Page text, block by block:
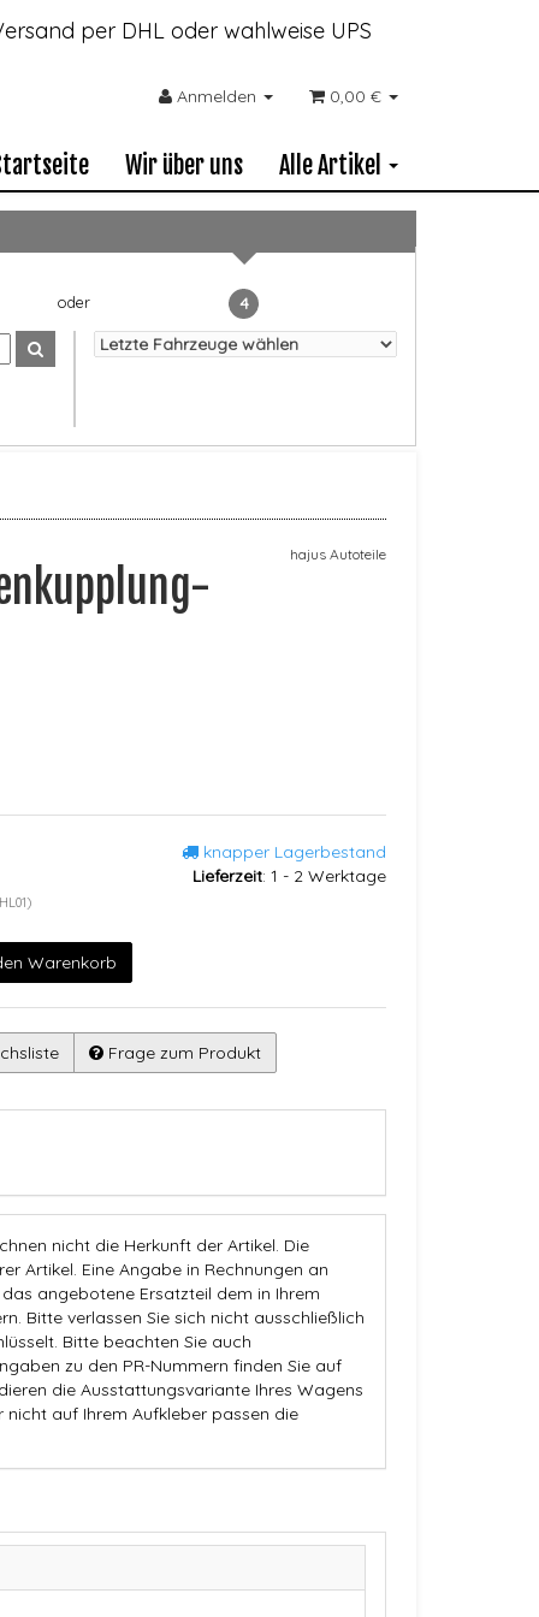
per DHL oder wahlweise UPS
Anmelden 0,00 €
Wir über uns Alle Artikel
4
hajus Autoteile
knapper Lagerbestand
Lieferzeit: 1 - 2 Werktage
Warenkorb
Frage zum Produkt
nicht die Herkunft der Artikel. Die
Artikel. Eine Angabe in Rechnungen an
angebotene Ersatzteil dem in Ihrem
Bitte verlassen Sie sich nicht ausschließlich
Bitte beachten Sie auch
zu den PR-Nummern finden Sie auf
die Ausstattungsvariante Ihres Wagens
auf Ihrem Aufkleber passen die